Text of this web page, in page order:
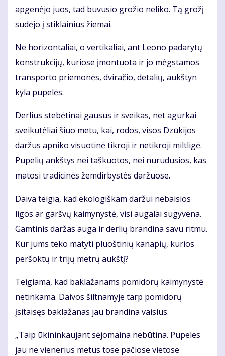
apgenėjo juos, tad buvusio grožio neliko. Tą grožį
sudėjo į stiklainius žiemai.
Ne horizontaliai, o vertikaliai, ant Leono padarytų
konstrukcijų, kuriose įmontuota ir jo mėgstamos
transporto priemonės, dviračio, detalių, aukštyn
kyla pupelės.
Derlius stebėtinai gausus ir sveikas, net agurkai
sveikutėliai šiuo metu, kai, rodos, visos Dzūkijos
daržus apniko visuotinė tikroji ir netikroji miltligė.
Pupelių ankštys nei taškuotos, nei nurudusios, kas
matosi tradicinės žemdirbystės daržuose.
Daiva teigia, kad ekologiškam daržui nebaisios
ligos ar garšvų kaimynystė, visi augalai sugyvena.
Gamtinis daržas auga ir derlių brandina savu ritmu.
Kur jums teko matyti pluoštinių kanapių, kurios
peršoktų ir trijų metrų aukštį?
Teigiama, kad baklažanams pomidorų kaimynystė
netinkama. Daivos šiltnamyje tarp pomidorų
įsitaisęs baklažanas jau brandina vaisius.
„Taip ūkininkaujant sėjomaina nebūtina. Pupeles
jau ne vienerius metus tose pačiose vietose